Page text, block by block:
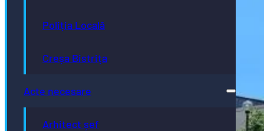
Poliția Locală
Creșa Bistrița
Acte necesare
Arhitect șef